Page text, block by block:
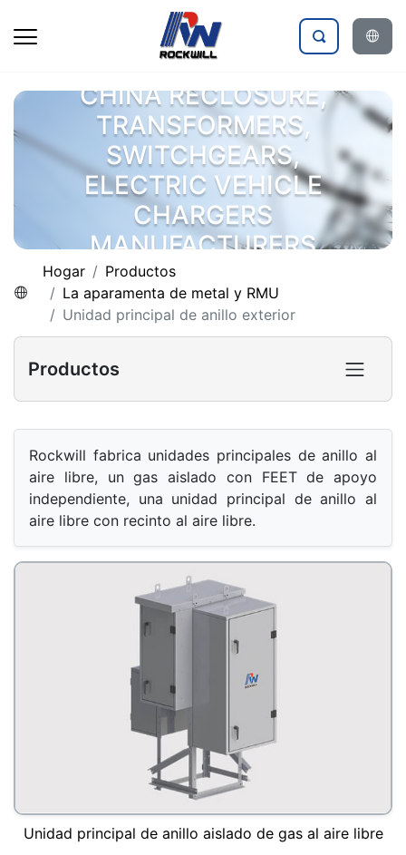
CHINA RECLOSURE,
TRANSFORMERS,
SWITCHGEARS,
ELECTRIC VEHICLE
CHARGERS
MANUFACTURERS
Hogar
Productos
La aparamenta de metal y RMU
Unidad principal de anillo exterior
Productos
Rockwill fabrica unidades principales de anillo al
aire libre, un gas aislado con FEET de apoyo
independiente, una unidad principal de anillo al
aire libre con recinto al aire libre.
Unidad principal de anillo aislado de gas al aire libre